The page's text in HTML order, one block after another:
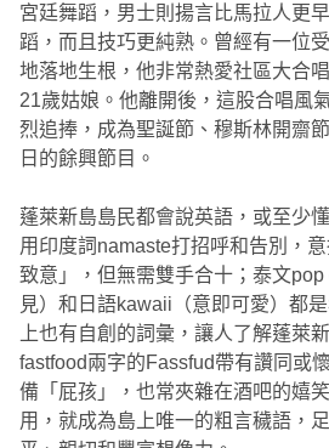
宮廷舞蹈，男士則揚言比馬拉人更
蹈，而且技巧更純熟。曾經有一位
地落地生根，他非常熱愛社區大合
21歲姑娘。他離開後，這股合唱風
烈追捧，成為聖誕節、穆斯林開齋
日的餘興節目。
蓬萊新島島民都會說英語，或至少
用印度詞namaste打招呼和告別，
致意」，但無需雙手合十；泰文
見）和日語kawaii（意即可愛）都
上也有自創的詞彙，讓人了解蓬萊
fastfood兩字的Fassfud帶有讚同或
備「屁孩」，也常夾雜在酒吧的嬉
用，就成為島上唯一的粗言穢語，